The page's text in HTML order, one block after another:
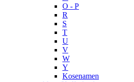
O - P
R
S
T
U
V
W
Y
Kosenamen